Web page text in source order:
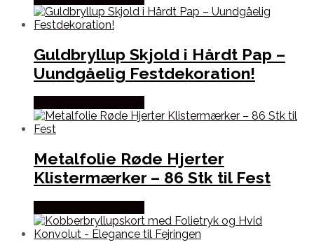
Guldbryllup Skjold i Hårdt Pap –
Uundgåelig Festdekoration!
Metalfolie Røde Hjerter
Klistermærker – 86 Stk til Fest